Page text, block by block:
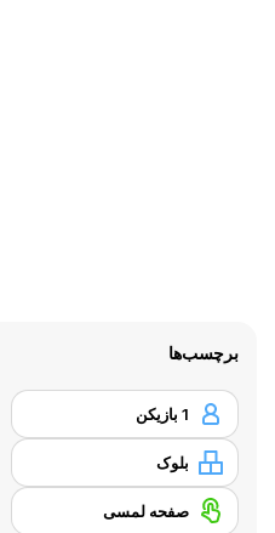
برچسب‌ها
1 بازیکن
بلوک
صفحه لمسی